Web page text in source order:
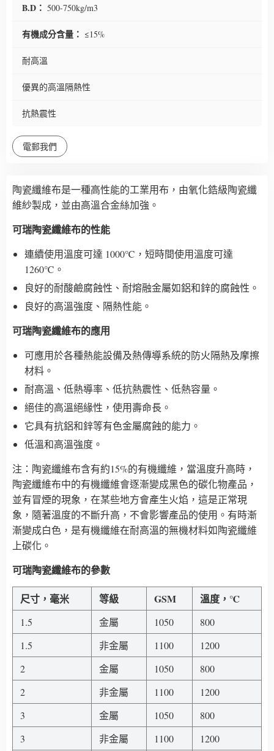
B.D： 500-750kg/m3
有機成分含量： ≤15%
耐高溫
優異的高溫隔熱性
抗熱震性
電郵我們
陶瓷纖維布是一種高性能的工業用布，由氧化鋯級陶瓷纖
維紗製成，並由高溫合金絲加強。
可瑞陶瓷纖維布的性能
連續使用溫度可達 1000℃，短時間使用溫度可達
1260℃。
良好的耐酸鹼腐蝕性、耐熔融金屬如鋁和鋅的腐蝕性。
良好的高溫強度、隔熱性能。
可瑞陶瓷纖維布的應用
可應用於各種熱能設備及熱傳導系統的防火隔熱及摩擦
材料。
耐高溫、低熱導率、低抗熱震性、低熱容量。
絕佳的高溫絕緣性，使用壽命長。
它具有抗鋁和鋅等有色金屬腐蝕的能力。
低溫和高溫強度。
注：陶瓷纖維布含有約15%的有機纖維，當溫度升高時，
陶瓷纖維布中的有機纖維會逐漸變成黑色的碳化物產品，
並有冒煙的現象，在某些地方會產生火焰，這是正常現
象，隨著溫度的不斷升高，不會影響產品的使用。有時漸
漸變成白色，是有機纖維在耐高溫的無機材料如陶瓷纖維
上碳化。
可瑞陶瓷纖維布的參數
尺寸，毫米 等級 GSM 溫度，℃
1.5 金屬 1050
800
1.5
非金屬 1100
1200
2
金屬 1050
800
2
非金屬 1100
1200
3
金屬 1050
800
3
非金屬 1100
1200